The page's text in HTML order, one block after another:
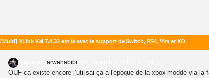
[Multi] XLink Kai 7.4.32 est là avec le support de Switch, PS4, Vita et XO
arwahabibi
OUF ca existe encore j’utilisai ça a l'époque de la xbox moddé via la